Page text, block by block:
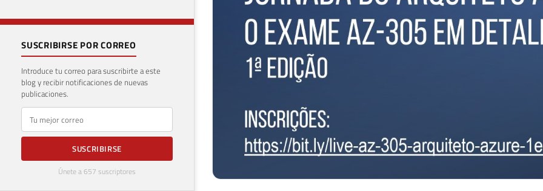
SUSCRIBIRSE POR CORREO
Introduce tu correo para suscribirte a este
blog y recibir notificaciones de nuevas
publicaciones.
E-mail
SUSCRIBIRSE
Únete a 657 suscriptores